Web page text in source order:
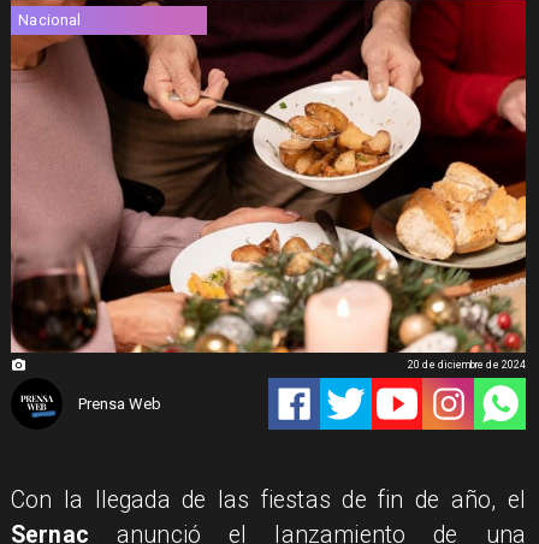
Nacional
Prensa Web
20 de diciembre de 2024
Con la llegada de las fiestas de fin de año, el
Sernac anunció el lanzamiento de una